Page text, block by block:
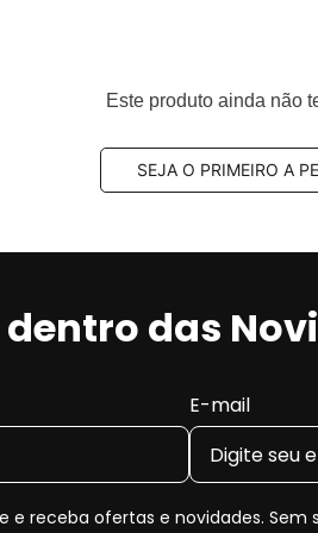
impactos constantes, buracos
ou no pivô, comprometendo o
folgas, vibrações,
de estabilidade.
Suspensão e
Este produto ainda não
SEJA O PRIMEIRO A
das
E-mail
e receba ofertas e novidades. Sem